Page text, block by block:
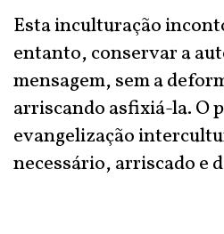
Esta inculturação
entanto, conservar a
mensagem, sem a
arriscando asfixiá-la. O
evangelização
necessário, arriscado e